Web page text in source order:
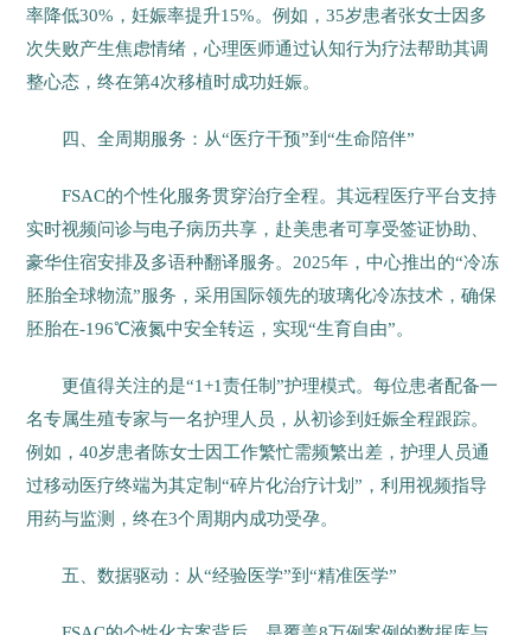
率降低30%，妊娠率提升15%。例如，35岁患者张女士因多
次失败产生焦虑情绪，心理医师通过认知行为疗法帮助其调
整心态，终在第4次移植时成功妊娠。
四、全周期服务：从“医疗干预”到“生命陪伴”
FSAC的个性化服务贯穿治疗全程。其远程医疗平台支持
实时视频问诊与电子病历共享，赴美患者可享受签证协助、
豪华住宿安排及多语种翻译服务。2025年，中心推出的“冷冻
胚胎全球物流”服务，采用国际领先的玻璃化冷冻技术，确保
胚胎在-196℃液氮中安全转运，实现“生育自由”。
更值得关注的是“1+1责任制”护理模式。每位患者配备一
名专属生殖专家与一名护理人员，从初诊到妊娠全程跟踪。
例如，40岁患者陈女士因工作繁忙需频繁出差，护理人员通
过移动医疗终端为其定制“碎片化治疗计划”，利用视频指导
用药与监测，终在3个周期内成功受孕。
五、数据驱动：从“经验医学”到“精准医学”